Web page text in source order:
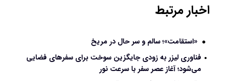
اخبار مرتبط
«استقامت»؛ سالم و سر حال در مریخ
فناوری لیزر به زودی جایگزین سوخت برای سفرهای فضایی
می‌شود؛ آغاز عصر سفر با سرعت نور